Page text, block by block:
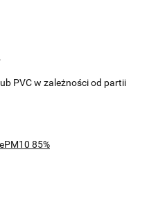
PVC w zależności od partii
85%